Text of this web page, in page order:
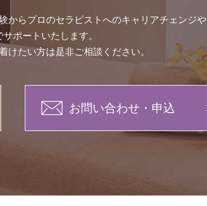
からプロのセラピストへのキャリアチェンジや
ポートいたします。
けたい方は是非ご相談ください。
お問い合わせ・申込